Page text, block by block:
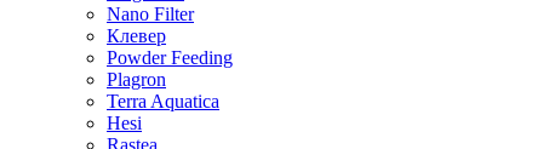
Nano Filter
Клевер
Powder Feeding
Plagron
Terra Aquatica
Hesi
Rastea